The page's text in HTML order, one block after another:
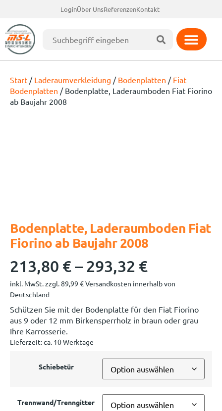
LoginÜber UnsReferenzenKontakt
Start / Laderaumverkleidung / Bodenplatten / Fiat
Bodenplatten / Bodenplatte, Laderaumboden Fiat Fiorino
ab Baujahr 2008
Bodenplatte, Laderaumboden Fiat
Fiorino ab Baujahr 2008
213,80 €– 293,32 €
inkl. MwSt. zzgl. 89,99 €Versandkosten innerhalb von
Deutschland
Schützen Sie mit der Bodenplatte für den Fiat Fiorino
aus 9 oder 12 mm Birkensperrholz in braun oder grau
Ihre Karrosserie.
Lieferzeit:ca. 10 Werktage
Schiebetür
Trennwand/Trenngitter